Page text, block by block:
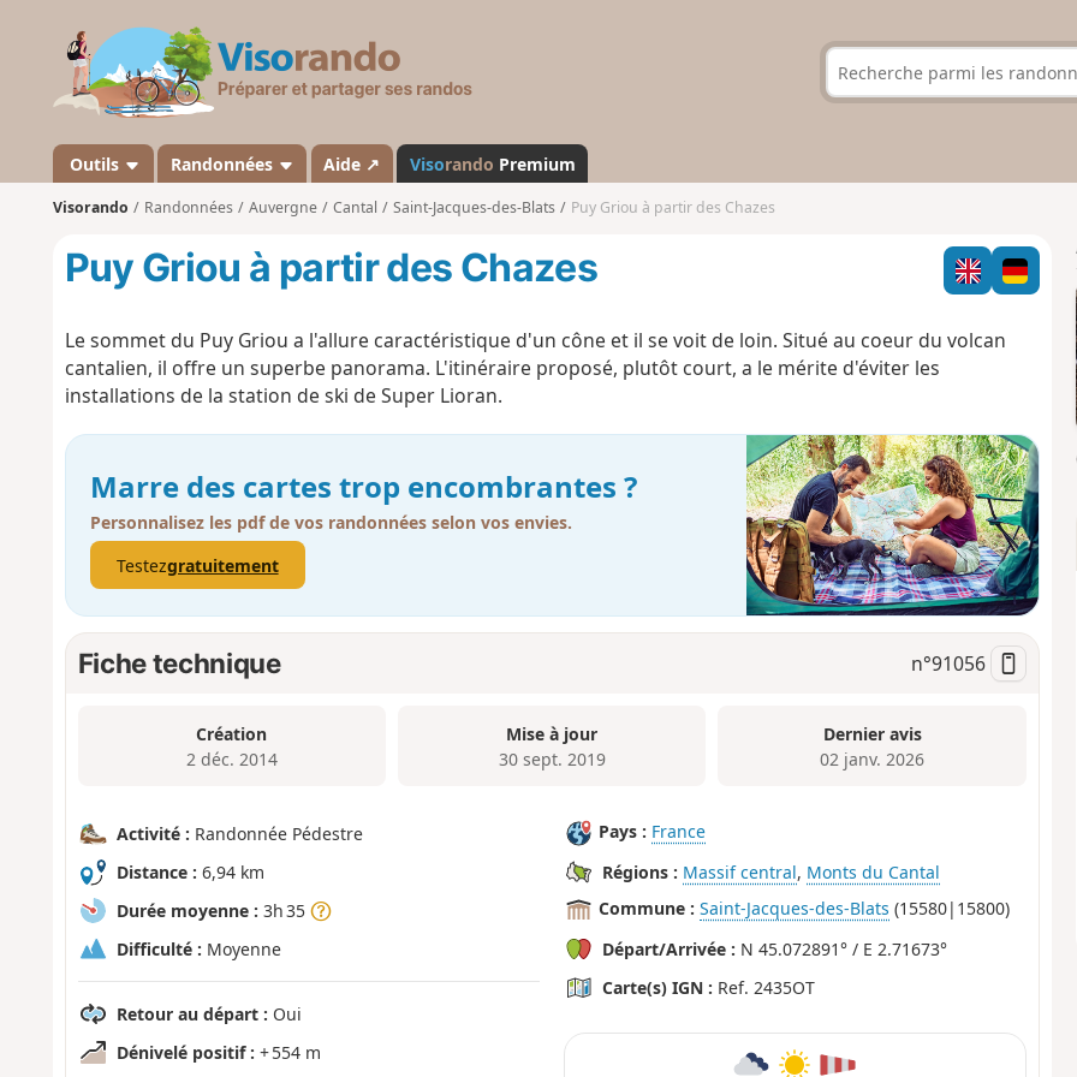
s
a
n
d
Outils Randonnées Aide ↗ Visorando Premium
Visorando Randonnées Auvergne Cantal Saint-Jacques-des-Blats Puy Griou à partir des Chazes
Puy Griou à partir des Chazes
Le sommet du Puy Griou a l'allure caractéristique d'un cône et il se voit de loin. Situé au coeur du volcan
cantalien, il offre un superbe panorama. L'itinéraire proposé, plutôt court, a le mérite d'éviter les
installations de la station de ski de Super Lioran.
Marre des cartes trop encombrantes ?
Personnalisez les pdf de vos randonnées selon vos envies.
Testezgratuitement
Fiche technique n°91056
Création
2 déc. 2014
Mise à jour
30 sept. 2019
Dernier avis
02 janv. 2026
Activité : Randonnée Pédestre
Distance : 6,94 km
Durée moyenne : 3h 35
Difficulté : Moyenne
Retour au départ : Oui
Dénivelé positif : + 554 m
Pays : France
Régions : Massif central, Monts du Cantal
Commune : Saint-Jacques-des-Blats (15580|15800)
Départ/Arrivée : N 45.072891° / E 2.71673°
Carte(s) IGN : Ref. 2435OT